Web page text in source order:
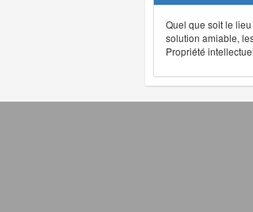
Quel que soit le
solution amiable,
Propriété